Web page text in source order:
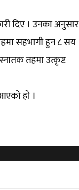
दिए । उनका अनुसार
सहभागी हुन ८ सय
तहमा उत्कृष्ट
हो ।